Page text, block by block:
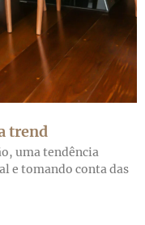
trend
uma tendência
e tomando conta das